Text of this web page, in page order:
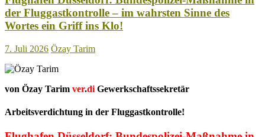
der Fluggastkontrolle – im wahrsten Sinne des
Wortes ein Griff ins Klo!
7. Juli 2026 Özay Tarim
von Özay Tarim ver.di Gewerkschaftssekretär
Arbeitsverdichtung in der Fluggastkontrolle!